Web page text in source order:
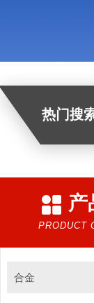
热门搜
产
PRODUCT
合金